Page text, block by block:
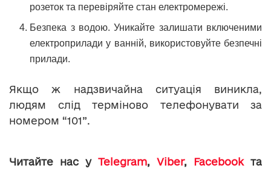
розеток та перевіряйте стан електромережі.
Безпека з водою. Уникайте залишати включеними
електроприлади у ванній, використовуйте безпечні
прилади.
Якщо ж надзвичайна ситуація виникла,
людям слід терміново телефонувати за
номером “101”.
Читайте нас у Telegram, Viber, Facebookта